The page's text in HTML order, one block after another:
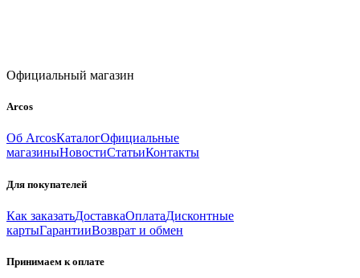
Официальный магазин
Arcos
Об ArcosКаталогОфициальные
магазиныНовостиСтатьиКонтакты
Для покупателей
Как заказатьДоставкаОплатаДисконтные
картыГарантииВозврат и обмен
Принимаем к оплате